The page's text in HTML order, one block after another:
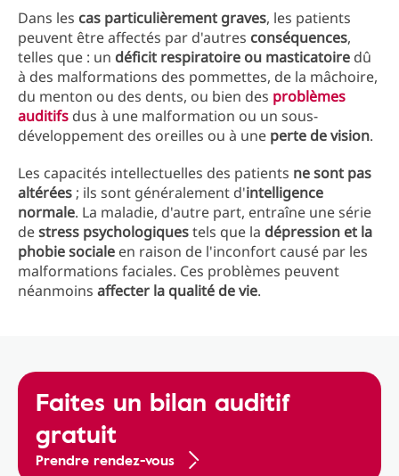
Dans les cas particulièrement graves, les patients
peuvent être affectés par d'autres conséquences,
telles que : un déficit respiratoire ou masticatoire dû
à des malformations des pommettes, de la mâchoire,
du menton ou des dents, ou bien des problèmes
auditifs dus à une malformation ou un sous-
développement des oreilles ou à une perte de vision.
Les capacités intellectuelles des patients ne sont pas
altérées ; ils sont généralement d'intelligence
normale. La maladie, d'autre part, entraîne une série
destress psychologiquestels que la dépression et la
phobie sociale en raison de l'inconfort causé par les
malformations faciales. Ces problèmes peuvent
néanmoins affecter la qualité de vie.
Faites un bilan auditif
gratuit
Prendre rendez-vous